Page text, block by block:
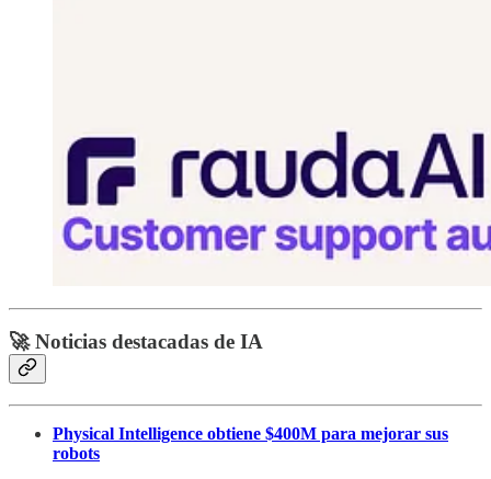
🚀 Noticias destacadas de IA
Physical Intelligence obtiene $400M para mejorar sus
robots